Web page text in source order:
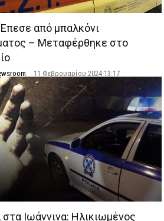
Έπεσε από μπαλκόνι
– Μεταφέρθηκε στο
- 11 Φεβρουαρίου 2024 13:17
Ιωάννινα: Ηλικιωμένος